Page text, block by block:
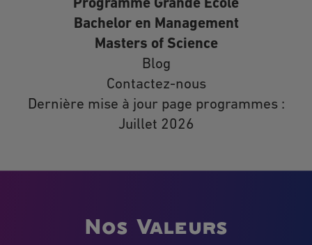
Programme Grande École
Bachelor en Management
Masters of Science
Blog
Contactez-nous
Dernière mise à jour page programmes :
Juillet 2026
Nos Valeurs